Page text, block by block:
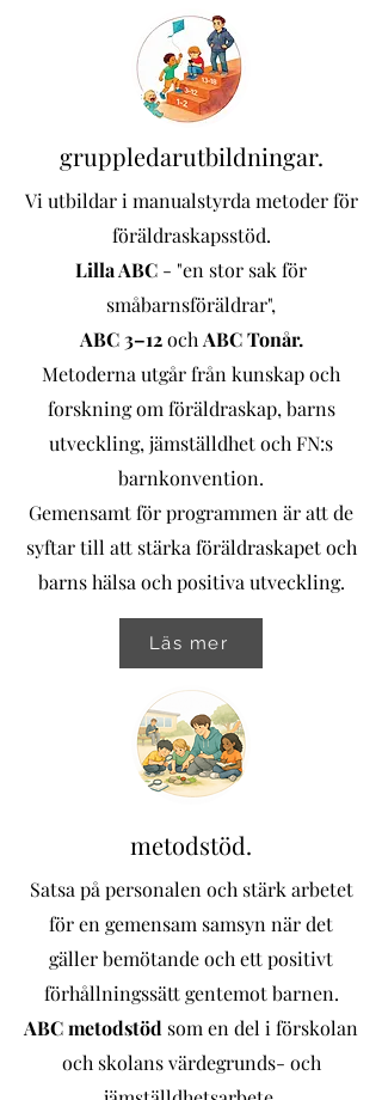
gruppledarutbildningar.
Vi utbildar i manualstyrda metoder för
föräldraskapsstöd.
Lilla ABC - "en stor sak för
småbarnsföräldrar",
ABC 3–12och ABC Tonår.
Metoderna utgår från kunskap och
forskning om föräldraskap, barns
utveckling, jämställdhet och FN:s
barnkonvention.
Gemensamt för programmen är att de
syftar till att stärka föräldraskapet och
barns hälsa och positiva utveckling.
Läs mer
metodstöd.
Satsa på personalen och stärk arbetet
för en gemensam samsyn när det
gäller bemötande och ett positivt
förhållningssätt gentemot barnen.
ABC metodstöd som en del i förskolan
och skolans värdegrunds- och